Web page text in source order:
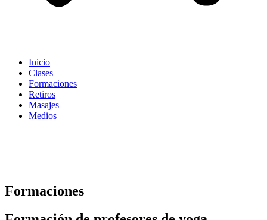
Inicio
Clases
Formaciones
Retiros
Masajes
Medios
Formaciones